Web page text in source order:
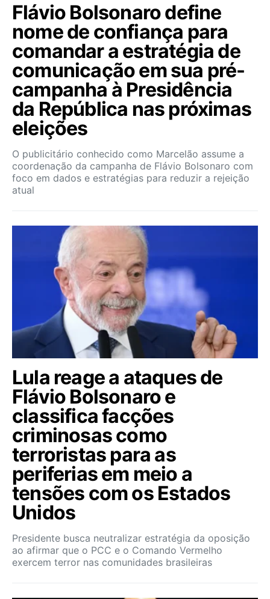
Flávio Bolsonaro define
nome de confiança para
comandar a estratégia de
comunicação em sua pré-
campanha à Presidência
da República nas próximas
eleições
O publicitário conhecido como Marcelão assume a
coordenação da campanha de Flávio Bolsonaro com
foco em dados e estratégias para reduzir a rejeição
atual
Lula reage a ataques de
Flávio Bolsonaro e
classifica facções
criminosas como
terroristas para as
periferias em meio a
tensões com os Estados
Unidos
Presidente busca neutralizar estratégia da oposição
ao afirmar que o PCC e o Comando Vermelho
exercem terror nas comunidades brasileiras